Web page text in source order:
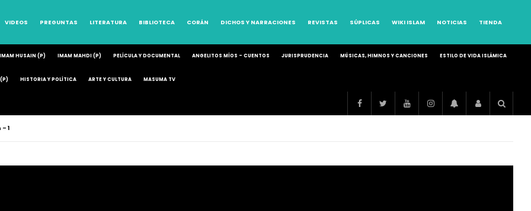
VIDEOS PREGUNTAS LITERATURA BIBLIOTECA CORÁN DICHOS Y NARRACIONES REVISTAS SÚPLICAS WIKI ISLAM NOTICIAS TIENDA
IMAM HUSAIN (P) IMAM MAHDI (P) PELÍCULA Y DOCUMENTAL ANGELITOS MÍOS – CUENTOS JURISPRUDENCIA MÚSICAS, HIMNOS Y CANCIONES ESTILO DE VIDA ISLÁMICA
HISTORIA Y POLÍTICA ARTE Y CULTURA MASUMA TV
1